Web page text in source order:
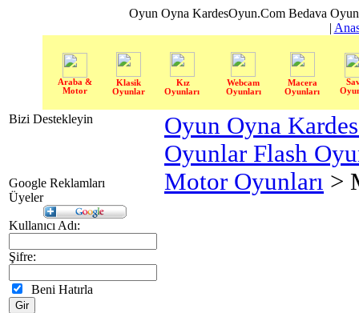
Oyun Oyna KardesOyun.Com Bedava
|
Araba &
Motor
Klasik
Oyunlar
Kız
Oyunları
Webcam
Oyunları
Macera
Oyunları
Bizi Destekleyin
Google Reklamları
Üyeler
Kullanıcı Adı:
Şifre:
Beni Hatırla
Oyun Oyna
Oyunlar Flash
Motor Oyunları >